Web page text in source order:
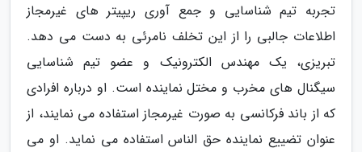
تجربه تیم شناسایی و جمع آوری ریپیتر های غیرمجاز
اطلاعات جالبی را از این تخلف نامرئی به دست می دهد.
تبریزی، یک مهندس الکترونیک و عضو تیم شناسایی
سیگنال های مخرب و مختل نماینده است. او درباره افرادی
که از باند فرکانسی به صورت غیرمجاز استفاده می نمایند، از
عنوان تضییع نماینده حق الناس استفاده می نماید. او می